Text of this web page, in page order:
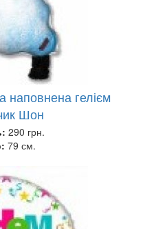
наповнена гелієм
Шон
290 грн.
79 см.